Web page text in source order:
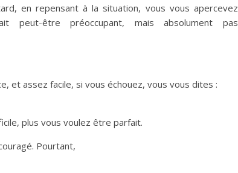
en repensant à la situation, vous vous apercevez
peut-être préoccupant, mais absolument pas
et assez facile, si vous échouez, vous vous dites :
plus vous voulez être parfait.
Pourtant,